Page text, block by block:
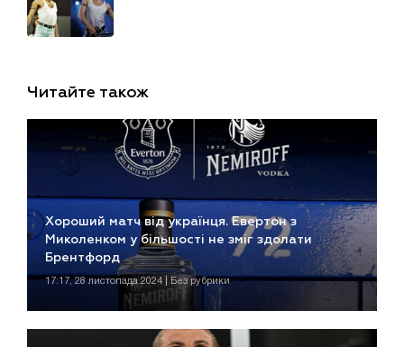
Читайте також
Хороший матч від українця. Евертон з
Миколенком у більшості не зміг здолати
Брентфорд
17:17, 28 листопада 2024 | Без рубрики